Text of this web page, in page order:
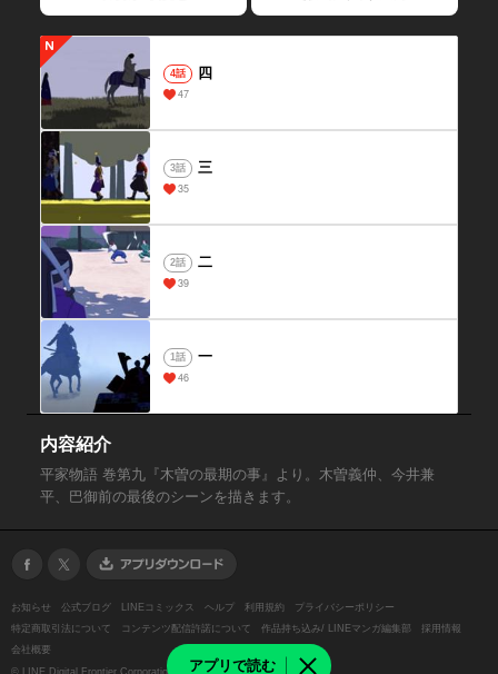
アプリで読む
4話 四
47
3話 三
35
2話 二
39
1話 一
46
内容紹介
平家物語 巻第九『木曽の最期の事』より。木曽義仲、今井兼
平、巴御前の最後のシーンを描きます。
お知らせ 公式ブログ LINEコミックス ヘルプ 利用規約
プライバシーポリシー
特定商取引法について
コンテンツ配信許諾について 作品持ち込み/ LINEマンガ編集部
採用情報
会社概要
©
LINE Digital Frontier Corporation